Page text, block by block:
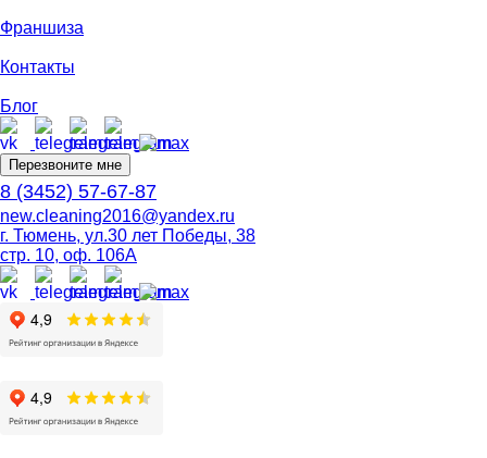
Франшиза
Контакты
Блог
Перезвоните мне
8 (3452) 57-67-87
new.cleaning2016@yandex.ru
г. Тюмень, ул.30 лет Победы, 38
стр. 10, оф. 106А